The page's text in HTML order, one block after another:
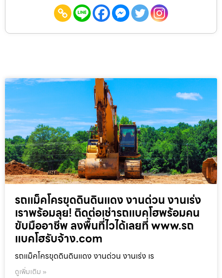
รถแม็คโครขุดดินดินแดง งานด่วน งานเร่ง
เราพร้อมลุย! ติดต่อเช่ารถแบคโฮพร้อมคน
ขับมืออาชีพ ลงพื้นที่ไวได้เลยที่ www.รถ
แบคโฮรับจ้าง.com
รถแม็คโครขุดดินดินแดง งานด่วน งานเร่ง เร
ดูเพิ่มเติม »